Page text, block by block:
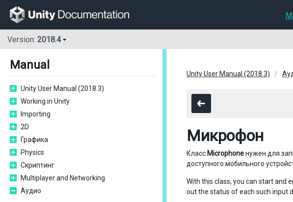
Version: 2018.4
Manual
Unity User Manual (2018.3)
Working in Unity
Importing
2D
Графика
Physics
Скриптинг
Multiplayer and Networking
Аудио
Unity User Manual (2018.3)
Микрофон
Класс Microphoneнужен для
доступного мобильного
With this class, you can start and
out the status of each such input